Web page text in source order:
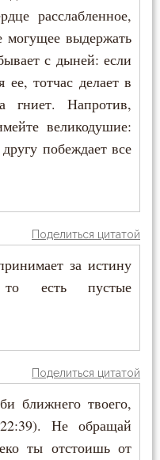
расслабленное,
могущее выдержать
с дыней: если
ее, тотчас делает в
гниет. Напротив,
великодушие:
побеждает все
Поделиться цитатой
за истину
то есть пустые
Поделиться цитатой
ближнего твоего,
Не обращай
ты отстоишь от